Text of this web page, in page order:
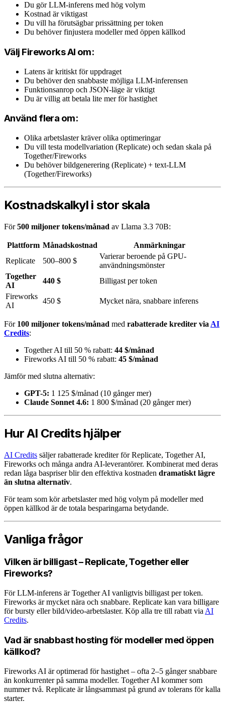
Du gör LLM-inferens med hög volym
Kostnad är viktigast
Du vill ha förutsägbar prissättning per token
Du behöver finjustera modeller med öppen källkod
Välj Fireworks AI om:
Latens är kritiskt för uppdraget
Du behöver den snabbaste möjliga LLM-inferensen
Funktionsanrop och JSON-läge är viktigt
Du är villig att betala lite mer för hastighet
Använd flera om:
Olika arbetslaster kräver olika optimeringar
Du vill testa modellvariation (Replicate) och sedan skala på
Together/Fireworks
Du behöver bildgenerering (Replicate) + text-LLM
(Together/Fireworks)
Kostnadskalkyl i stor skala
För500 miljoner tokens/månad av Llama 3.3 70B:
Plattform Månadskostnad
Anmärkningar
Replicate
500–800 $
Varierar beroende på GPU-
användningsmönster
Together
AI
440 $
Billigast per token
Fireworks
AI
450 $ Mycket nära, snabbare inferens
För 100 miljoner tokens/månad med rabatterade krediter via AI
Credits:
Together AI till 50 % rabatt: 44 $/månad
Fireworks AI till 50 % rabatt: 45 $/månad
Jämför med slutna alternativ:
GPT-5: 1 125 $/månad (10 gånger mer)
Claude Sonnet 4.6: 1 800 $/månad (20 gånger mer)
Hur AI Credits hjälper
AI Credits säljer rabatterade krediter för Replicate, Together AI,
Fireworks och många andra AI-leverantörer. Kombinerat med deras
redan låga baspriser blir den effektiva kostnaden dramatiskt lägre
än slutna alternativ.
För team som kör arbetslaster med hög volym på modeller med
öppen källkod är de totala besparingarna betydande.
Vanliga frågor
Vilken är billigast – Replicate, Together eller
Fireworks?
För LLM-inferens är Together AI vanligtvis billigast per token.
Fireworks är mycket nära och snabbare. Replicate kan vara billigare
för bursty eller bild/video-arbetslaster. Köp alla tre till rabatt via AI
Credits.
Vad är snabbast hosting för modeller med öppen
källkod?
Fireworks AI är optimerad för hastighet – ofta 2–5 gånger snabbare
än konkurrenter på samma modeller. Together AI kommer som
nummer två. Replicate är långsammast på grund av tolerans för kalla
starter.